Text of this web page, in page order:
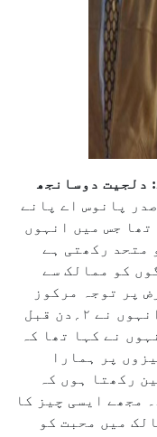
دلجیت دوسانجھ
پانوس اے پانے
جس میں انہوں
متحد رکھتی ہے
کو ممالک سے
پر توجہ مرکوز
کرنے کی ضرورت ہے۔‘‘ ویڈیو، جو انہوں نے ۲؍دن قبل
نے کہا تھا کہ
پر ہمارا
رکھتا ہوں کہ
مجھے ایسی چیز کا
میں محبت کو